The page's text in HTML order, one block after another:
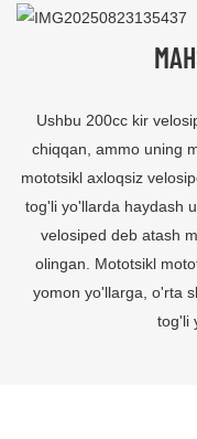
Ushbu 200cc kir
chiqqan, ammo uning
mototsikl axloqsiz
tog'li yo'llarda haydash
velosiped deb atash
olingan. Mototsikl
yomon yo'llarga, o'rta
tog'li